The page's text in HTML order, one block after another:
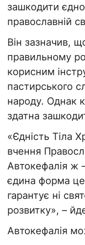
зашкодити
православній
Він зазначив,
правильному
корисним
пастирського
народу. Однак
здатна
«Єдність Тіла
вчення
Автокефалія ж
єдина форма
гарантує ні
розвитку», –
Автокефалія